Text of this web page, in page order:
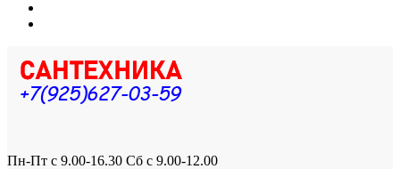
Пн-Пт с 9.00-16.30 Сб с 9.00-12.00